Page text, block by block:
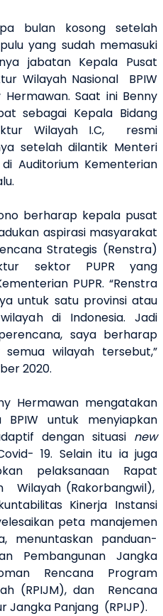
bulan kosong setelah
yang sudah memasuki
jabatan Kepala Pusat
Wilayah Nasional BPIW
Saat ini Benny
sebagai Kepala Bidang
Wilayah I.C, resmi
setelah dilantik Menteri
di Auditorium Kementerian
berharap kepala pusat
aspirasi masyarakat
Strategis (Renstra)
sektor PUPR yang
PUPR. “Renstra
untuk satu provinsi atau
di Indonesia. Jadi
saya berharap
wilayah tersebut,”
2020.
Hermawan mengatakan
BPIW untuk menyiapkan
dengan situasi new
19. Selain itu ia juga
pelaksanaan Rapat
Wilayah (Rakorbangwil),
Kinerja Instansi
peta manajemen
menuntaskan panduan-
Pembangunan Jangka
Rencana Program
(RPIJM), dan Rencana
Jangka Panjang (RPIJP).